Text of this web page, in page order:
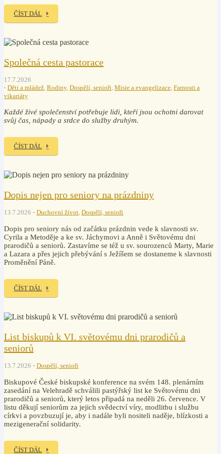
ČÍST DÁL
Společná cesta pastorace
17.7.2026
Děti a mládež, Rodiny, Dospělí, senioři, Misie a evangelizace, Farnosti a
vikariáty
Každé živé společenství potřebuje lidi, kteří jsou ochotni darovat
svůj čas, nápady a srdce do služby druhým.
ČÍST DÁL
Dopis nejen pro seniory na prázdniny
13.7.2026 Duchovní život, Dospělí, senioři
Dopis pro seniory nás od začátku prázdnin vede k slavnosti sv.
Cyrila a Metoděje a ke sv. Jáchymovi a Anně i Světovému dni
prarodičů a seniorů. Zastavíme se též u sv. sourozenců Marty, Marie
a Lazara a přes jejich přebývání s Ježíšem se dostaneme k slavnosti
Proměnění Páně.
ČÍST DÁL
List biskupů k VI. světovému dni prarodičů a
seniorů
13.7.2026 Dospělí, senioři
Biskupové České biskupské konference na svém 148. plenárním
zasedání na Velehradě schválili pastýřský list ke Světovému dni
prarodičů a seniorů, který letos připadá na neděli 26. července. V
listu děkují seniorům za jejich svědectví víry, modlitbu i službu
církvi a povzbuzují je, aby i nadále byli nositeli naděje, blízkosti a
mezigenerační solidarity.
ČÍST DÁL